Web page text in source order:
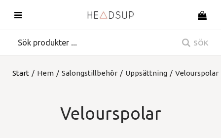
SÖK
Start / Hem / Salongstillbehör / Uppsättning / Velourspolar
Velourspolar